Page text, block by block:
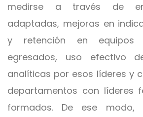
medirse a través de
adaptadas, mejoras en
y retención en equipos
egresados, uso efectivo
analíticas por esos líderes y
departamentos con líderes
formados. De ese modo,